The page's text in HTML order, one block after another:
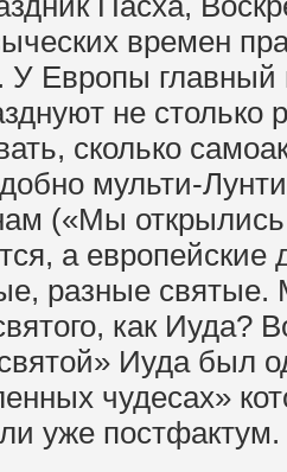
времен
Европы главный
не столько
сколько
мульти-
(«Мы
а европейские
разные святые.
как
Иуда был
чудесах»
уже постфактум.